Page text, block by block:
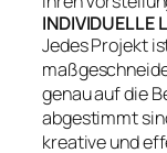
INDIVIDUELLE
Jedes Projekt
genau auf die
abgestimmt
kreative und